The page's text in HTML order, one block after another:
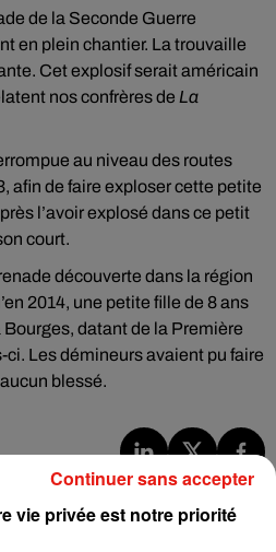
de la Seconde Guerre
en plein chantier. La trouvaille
Cet explosif serait américain
nos confrères de La
au niveau des routes
afin de faire exploser cette petite
l’avoir explosé dans ce petit
court.
découverte dans la région
2014, une petite fille de 8 ans
datant de la Première
Les démineurs avaient pu faire
blessé.
vie privée est notre priorité
Continuer sans accepter